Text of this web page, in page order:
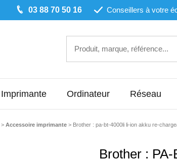
03 88 70 50 16 Conseillers à votre
Imprimante Ordinateur Réseau
> Accessoire imprimante> Brother : pa-bt-4000li li-ion akku re-
Brother :